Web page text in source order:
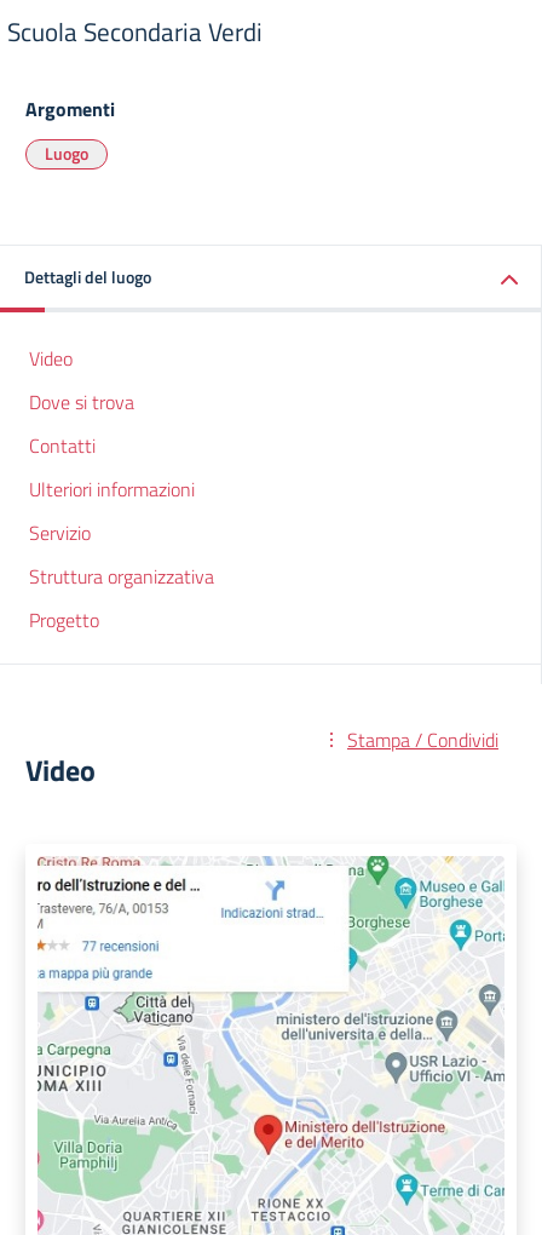
Scuola Secondaria Verdi
Argomenti
Luogo
Dettagli del luogo
Video
Dove si trova
Contatti
Ulteriori informazioni
Servizio
Struttura organizzativa
Progetto
Stampa / Condividi
Video